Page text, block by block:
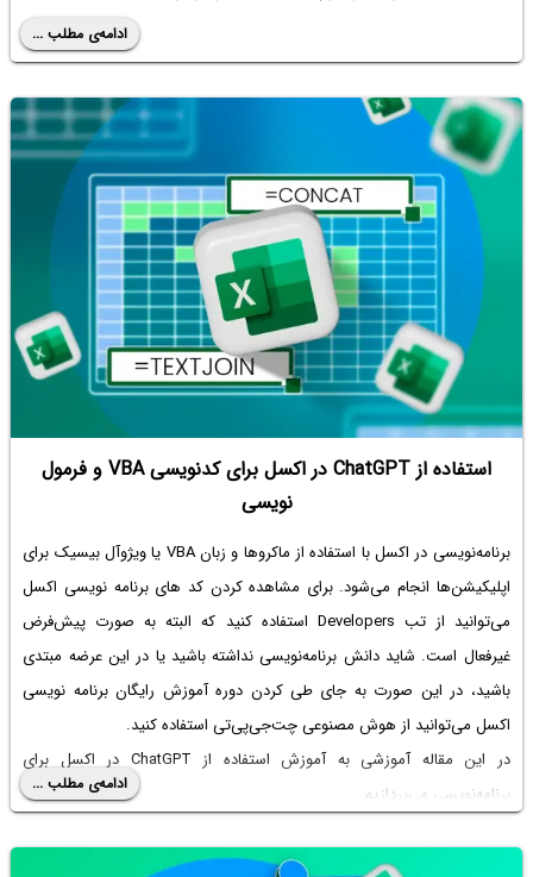
ادامه‌ی مطلب ...
استفاده از ChatGPT در اکسل برای کدنویسی VBA و فرمول
نویسی
برنامه‌نویسی در اکسل با استفاده از ماکروها و زبان VBA یا ویژوآل بیسیک برای
اپلیکیشن‌ها انجام می‌شود. برای مشاهده کردنکد های برنامه نویسی اکسل
می‌توانید از تب Developers استفاده کنید که البته به صورت پیش‌فرض
غیرفعال است. شاید دانش برنامه‌نویسی نداشته باشید یا در این عرضه مبتدی
باشید، در این صورت به جای طی کردن دورهآموزش رایگان برنامه نویسی
اکسل می‌توانید از هوش مصنوعی چت‌جی‌پی‌تی استفاده کنید.
در این مقاله آموزشی به آموزش استفاده از ChatGPT در اکسل
برای
برنامه‌نویسی می‌پردازیم.
ادامه‌ی مطلب ...